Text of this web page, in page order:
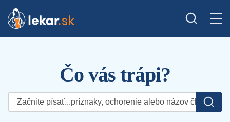
Čo vás trápi?
Hľadať: